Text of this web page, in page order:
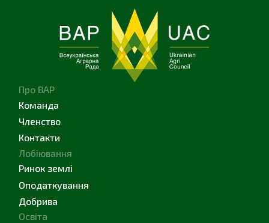
Про ВАР
Команда
Членство
Контакти
Лобіювання
Ринок землі
Оподаткування
Добрива
Освіта